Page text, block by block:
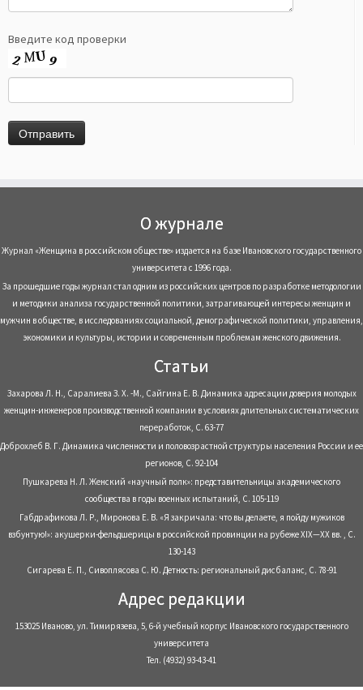
Введите код проверки
О журнале
Журнал «Женщина в российском обществе» издается на базе Ивановского государственного
университета с 1996 года.
За прошедшие годы журнал стал одним из российских центров по разработке методологии
и методики анализа государственной политики, затрагивающей интересы женщин и
мужчин в обществе, в исследованиях социальной, демографической политики, управления,
экономики и культуры, истории и современным проблемам женского движения.
Статьи
Захарова Л. Н., Саралиева З. Х. -М., Сайгина Е. В. Динамика адресации доверия молодых
женщин-инженеров производственной компании в условиях длительных систематических
переработок, С. 63-77
Доброхлеб В. Г. Динамика численности и половозрастной структуры населения России и ее
регионов, С. 92-104
Пушкарева Н. Л. Женский «научный полк»: представительницы академического
сообщества в годы военных испытаний, С. 105-119
Габдрафикова Л. Р., Миронова Е. В. «Я закричала: что вы делаете, я пойду мужиков
взбунтую!»: акушерки-фельдшерицы в российской провинции на рубеже XIX—XX вв. , С.
130-143
Сигарева Е. П., Сивоплясова С. Ю. Детность: региональный дисбаланс, С. 78-91
Адрес редакции
153025 Иваново, ул. Тимирязева, 5, 6-й учебный корпус Ивановского государственного
университета
Тел. (4932) 93-43-41